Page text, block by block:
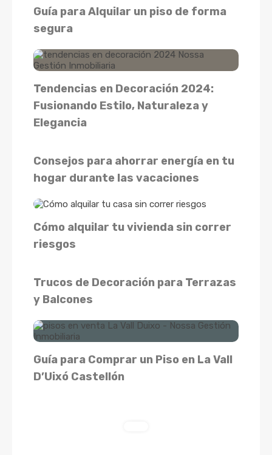
Guía para Alquilar un piso de forma
segura
Tendencias en Decoración 2024:
Fusionando Estilo, Naturaleza y
Elegancia
Consejos para ahorrar energía en tu
hogar durante las vacaciones
Cómo alquilar tu vivienda sin correr
riesgos
Trucos de Decoración para Terrazas
y Balcones
Guía para Comprar un Piso en La Vall
D’Uixó Castellón